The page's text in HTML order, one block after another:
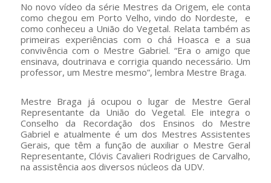
No novo vídeo da série Mestres da Origem, ele conta
como chegou em Porto Velho, vindo do Nordeste, e
como conheceu a União do Vegetal. Relata também as
primeiras experiências com o chá Hoasca e a sua
convivência com o Mestre Gabriel. “Era o amigo que
ensinava, doutrinava e corrigia quando necessário. Um
professor, um Mestre mesmo”, lembra Mestre Braga.
Mestre Braga já ocupou o lugar de Mestre Geral
Representante da União do Vegetal. Ele integra o
Conselho da Recordação dos Ensinos do Mestre
Gabriel e atualmente é um dos Mestres Assistentes
Gerais, que têm a função de auxiliar o Mestre Geral
Representante, Clóvis Cavalieri Rodrigues de Carvalho,
na assistência aos diversos núcleos da UDV.